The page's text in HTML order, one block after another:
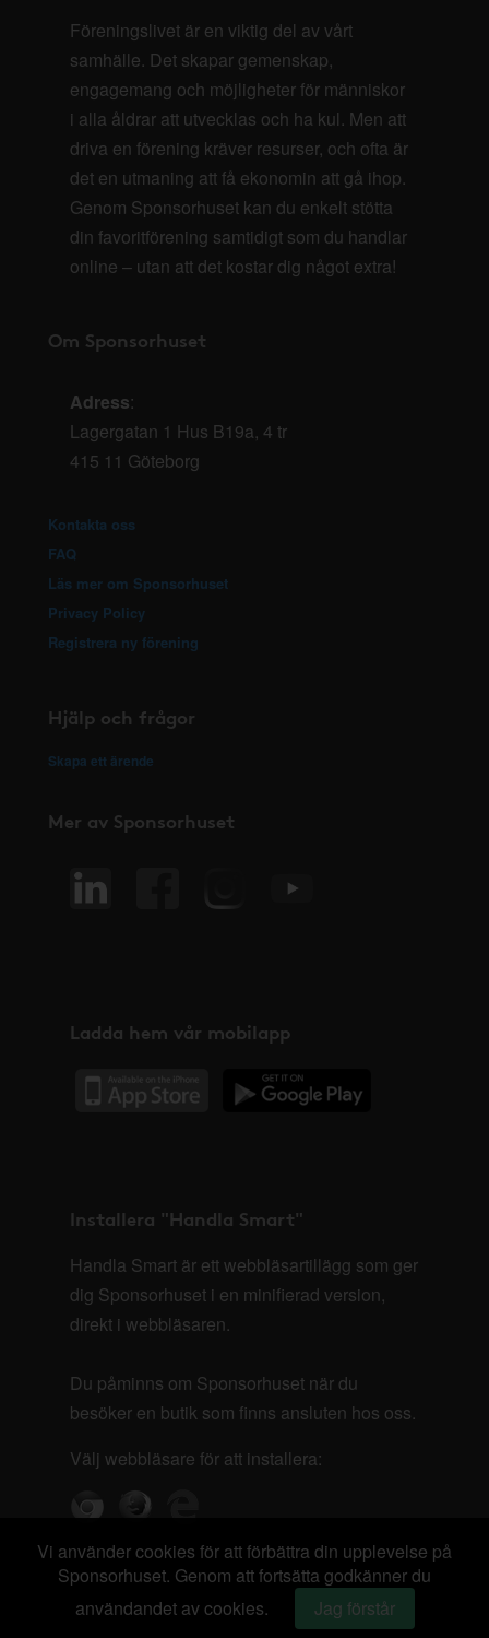
Föreningslivet är en viktig del av vårt
samhälle. Det skapar gemenskap,
engagemang och möjligheter för människor
i alla åldrar att utvecklas och ha kul. Men att
driva en förening kräver resurser, och ofta är
det en utmaning att få ekonomin att gå ihop.
Genom Sponsorhuset kan du enkelt stötta
din favoritförening samtidigt som du handlar
online – utan att det kostar dig något extra!
Om Sponsorhuset
Adress:
Lagergatan 1 Hus B19a, 4 tr
415 11 Göteborg
Kontakta oss
FAQ
Läs mer om Sponsorhuset
Privacy Policy
Registrera ny förening
Hjälp och frågor
Skapa ett ärende
Mer av Sponsorhuset
Ladda hem vår mobilapp
Installera "Handla Smart"
Handla Smart är ett webbläsartillägg som ger
dig Sponsorhuset i en minifierad version,
direkt i webbläsaren.
Du påminns om Sponsorhuset när du
besöker en butik som finns ansluten hos oss.
Välj webbläsare för att installera:
Vi använder cookies för att förbättra din upplevelse på
Sponsorhuset. Genom att fortsätta godkänner du
användandet av cookies.
Jag förstår